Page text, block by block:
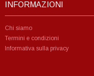
INFORMAZIONI
Chi siamo
Termini e condizioni
Informativa sulla privacy